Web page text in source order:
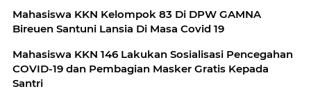
Mahasiswa KKN Kelompok 83 Di DPW GAMNA
Bireuen Santuni Lansia Di Masa Covid 19
Mahasiswa KKN 146 Lakukan Sosialisasi Pencegahan
COVID-19 dan Pembagian Masker Gratis Kepada
Santri